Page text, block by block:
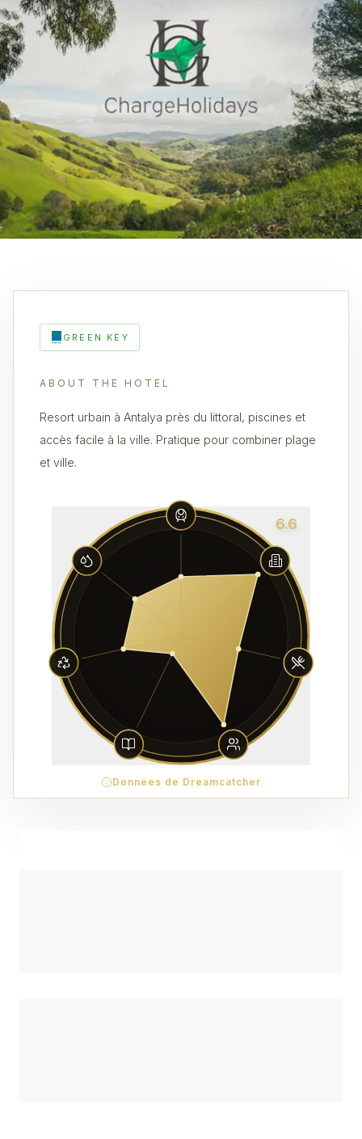
GREEN KEY
ABOUT THE HOTEL
Resort urbain à Antalya près du littoral, piscines et
accès facile à la ville. Pratique pour combiner plage
et ville.
6.6
Données de Dreamcatcher